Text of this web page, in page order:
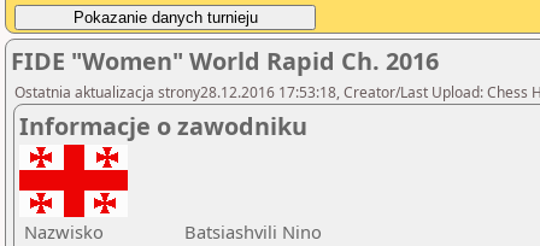
FIDE "Women" World Rapid Ch. 2016
Ostatnia aktualizacja strony28.12.2016 17:53:18, Creator/Last Upload: Chess
Informacje o zawodniku
Nazwisko
Batsiashvili Nino